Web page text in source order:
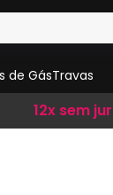
de GásTravas
Frete Grátis
12x sem
10%